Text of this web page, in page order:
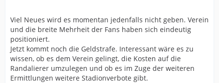
Viel Neues wird es momentan jedenfalls nicht geben. Verein
und die breite Mehrheit der Fans haben sich eindeutig
positioniert.
Jetzt kommt noch die Geldstrafe. Interessant wäre es zu
wissen, ob es dem Verein gelingt, die Kosten auf die
Randalierer umzulegen und ob es im Zuge der weiteren
Ermittlungen weitere Stadionverbote gibt.